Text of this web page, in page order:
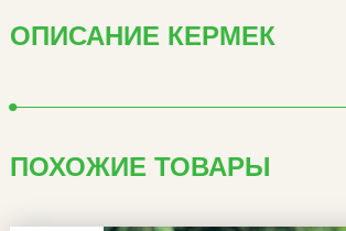
ОПИСАНИЕ КЕРМЕК
ПОХОЖИЕ ТОВАРЫ